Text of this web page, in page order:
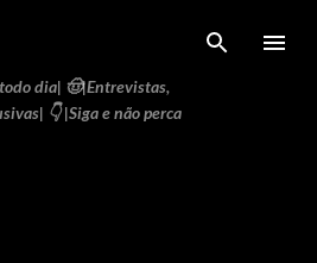
o conteúdo principal
dia| 🤠|Entrevistas,
👇 |Siga e não perca